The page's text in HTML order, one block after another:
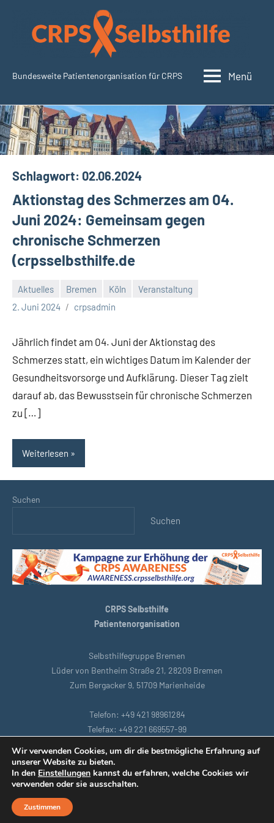
springen
SudeckSelbsthilfe.org
Bundesweite Patientenorganisation für CRPS Menü
Schlagwort: 02.06.2024
Aktionstag des Schmerzes am 04.
Juni 2024: Gemeinsam gegen
chronische Schmerzen
(crpsselbsthilfe.de
Aktuelles Bremen Köln
Veranstaltung
2. Juni 2024
crpsadmin
2
Jährlich findet am 04. Juni der Aktionstag des
Schmerzes statt, ein wichtiges Datum im Kalender der
Gesundheitsvorsorge und Aufklärung. Dieser Tag zielt
darauf ab, das Bewusstsein für chronische Schmerzen
zu […]
Weiterlesen
Suchen
Suchen
CRPS Selbsthilfe
Patientenorganisation
Selbsthilfegruppe Bremen
Lüder von Bentheim Straße 21, 28209 Bremen
Zum Bergacker 9, 51709 Marienheide
Telefon: +49 421 98961284
Telefax: +49 221 669557-99
Startseite|Köln |Datenschutzbestimmungen |Intranet|
Impressum|Remoteunterstützung
Wir verwenden Cookies, um dir die bestmögliche Erfahrung auf
unserer Website zu bieten.
In den Einstellungen kannst du erfahren, welche Cookies wir
verwenden oder sie ausschalten.
Zustimmen